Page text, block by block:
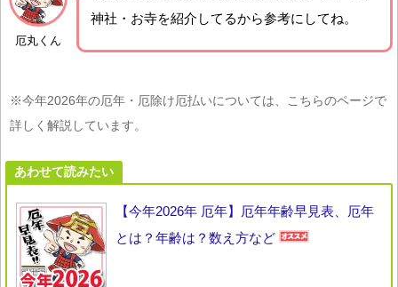
厄丸くん
神社・お寺を紹介 してるから参考にしてね。
※今年2026年の厄年・厄除け厄払いについては、こちらのページで
詳しく解説しています。
あわせて読みたい
【今年2026年 厄年】厄年年齢早見表、厄年
とは？年齢は？数え方など